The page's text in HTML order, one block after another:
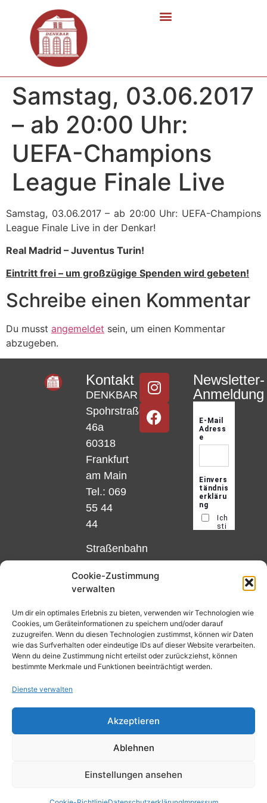
Cookie-Zustimmung
verwalten
Um dir ein optimales Erlebnis zu bieten, verwenden wir Technologien wie
Cookies, um Geräteinformationen zu speichern und/oder darauf
zuzugreifen. Wenn du diesen Technologien zustimmst, können wir Daten
wie das Surfverhalten oder eindeutige IDs auf dieser Website verarbeiten.
Wenn du deine Zustimmung nicht erteilst oder zurückziehst, können
bestimmte Merkmale und Funktionen beeinträchtigt werden.
Dienste verwalten
Akzeptieren
Ablehnen
Einstellungen ansehen
Samstag, 03.06.2017
– ab 20:00 Uhr:
UEFA-Champions
League Finale Live
Samstag, 03.06.2017 – ab 20:00 Uhr: UEFA-Champions
League Finale Live in der Denkar!
Real Madrid – Juventus Turin!
Eintritt frei – um großzügige Spenden wird gebeten!
Schreibe einen Kommentar
Du musst angemeldet sein, um einen Kommentar
abzugeben.
Kontakt
DENKBAR
Spohrstraße
46a
60318
Frankfurt
am Main
Tel.: 069
55 44
44
Straßenbahn
Linie 18
und 12,
Haltestelle
Matthias-
Beltz-
Platz
oder
Haltestelle
Nibelungenplatz/FH
Newsletter-
Anmeldung
Datenschutzerklärung
Cookie-Richtlinie (EU)